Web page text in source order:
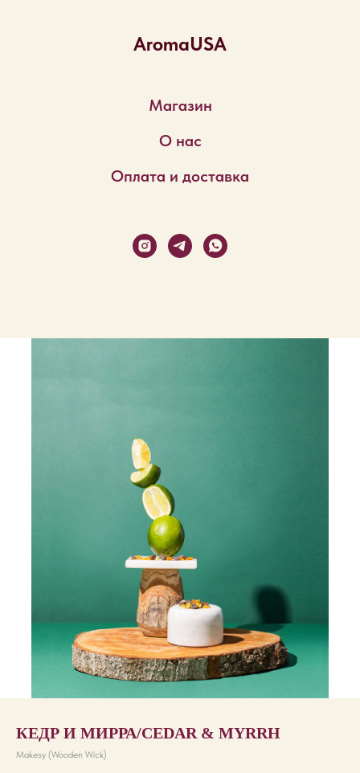
AromaUSA
Магазин
О нас
Оплата и доставка
КЕДР И МИРРА/СEDAR & MYRRH
Makesy (Wooden Wick)